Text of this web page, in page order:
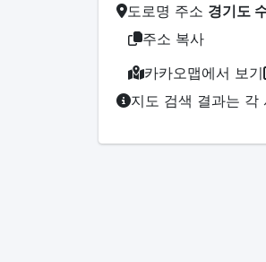
도로명 주소 경기도
주소 복사
카카오맵에서 보기
지도 검색 결과는 각